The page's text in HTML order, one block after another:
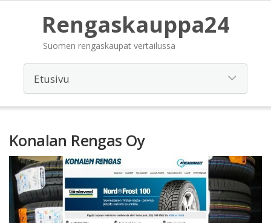
Rengaskauppa24
Suomen rengaskaupat vertailussa
Konalan Rengas Oy